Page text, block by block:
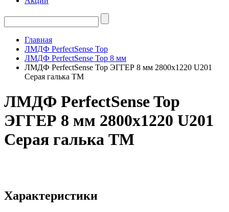
Главная
ЛМДФ PerfectSense Top
ЛМДФ PerfectSense Top 8 мм
ЛМДФ PerfectSense Top ЭГГЕР 8 мм 2800х1220 U201
Серая галька TM
ЛМДФ PerfectSense Top
ЭГГЕР 8 мм 2800х1220 U201
Серая галька TM
Характеристики